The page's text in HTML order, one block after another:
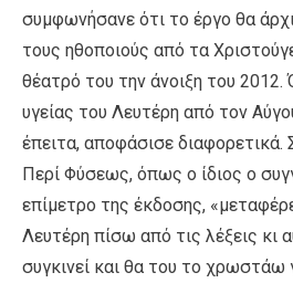
συμφωνήσανε ότι το έργο θα
τους ηθοποιούς από τα
θέατρό του την άνοιξη του
υγείας του Λευτέρη από τον
έπειτα, αποφάσισε
Περί Φύσεως, όπως ο ίδιος ο
επίμετρο της έκδοσης,
Λευτέρη πίσω από τις λέξεις κι
συγκινεί και θα του το χρωστάω